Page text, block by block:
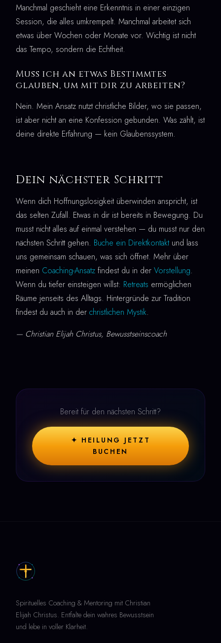
Manchmal geschieht eine Erkenntnis in einer einzigen
Session, die alles umkrempelt. Manchmal arbeitet sich
etwas über Wochen oder Monate vor. Wichtig ist nicht
das Tempo, sondern die Echtheit.
Muss ich an etwas Bestimmtes
glauben, um mit dir zu arbeiten?
Nein. Mein Ansatz nutzt christliche Bilder, wo sie passen,
ist aber nicht an eine Konfession gebunden. Was zählt, ist
deine direkte Erfahrung — kein Glaubenssystem.
Dein nächster Schritt
Wenn dich Hoffnungslosigkeit überwinden anspricht, ist
das selten Zufall. Etwas in dir ist bereits in Bewegung. Du
musst nicht alles auf einmal verstehen — du musst nur den
nächsten Schritt gehen. Buche ein Direktkontakt und lass
uns gemeinsam schauen, was sich öffnet. Mehr über
meinen Coaching-Ansatz findest du in der Vorstellung.
Wenn du tiefer einsteigen willst: Retreats ermöglichen
Räume jenseits des Alltags. Hintergründe zur Tradition
findest du auch in der christlichen Mystik.
— Christian Elijah Christus, Bewusstseinscoach
Bereit für den nächsten Schritt?
✦ HEILUNG JETZT
BUCHEN
Spirituelles Coaching & Mentoring mit Christian
Elijah Christus. Entfalte dein wahres Bewusstsein
und lebe in voller Klarheit.